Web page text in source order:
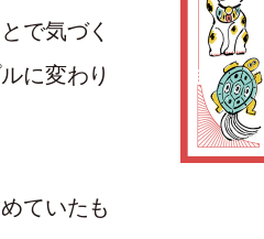
で気づく
に変わり
ていたも